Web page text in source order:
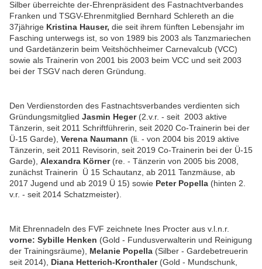
Silber überreichte der-Ehrenpräsident des Fastnachtverbandes
Franken und TSGV-Ehrenmitglied Bernhard Schlereth an die
37jährige Kristina Hauser, die seit ihrem fünften Lebensjahr im
Fasching unterwegs ist, so von 1989 bis 2003 als Tanzmariechen
und Gardetänzerin beim Veitshöchheimer Carnevalcub (VCC)
sowie als Trainerin von 2001 bis 2003 beim VCC und seit 2003
bei der TSGV nach deren Gründung.
Den Verdienstorden des Fastnachtsverbandes verdienten sich
Gründungsmitglied Jasmin Heger(2.v.r. - seit 2003 aktive
Tänzerin, seit 2011 Schriftführerin, seit 2020 Co-Trainerin bei der
Ü-15 Garde), Verena Naumann (li. - von 2004 bis 2019 aktive
Tänzerin, seit 2011 Revisorin, seit 2019 Co-Trainerin bei der Ü-15
Garde), Alexandra Körner(re. - Tänzerin von 2005 bis 2008,
zunächst Trainerin Ü 15 Schautanz, ab 2011 Tanzmäuse, ab
2017 Jugend und ab 2019 Ü 15) sowie Peter Popella (hinten 2.
v.r. - seit 2014 Schatzmeister).
Mit Ehrennadeln des FVF zeichnete Ines Procter aus v.l.n.r.
vorne: Sybille Henken (Gold - Fundusverwalterin und Reinigung
der Trainingsräume), Melanie Popella (Silber - Gardebetreuerin
seit 2014), Diana Hetterich-Kronthaler (Gold - Mundschunk,